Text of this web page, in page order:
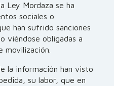
Ley Mordaza se ha
sociales o
han sufrido sanciones
viéndose obligadas a
movilización.
la información han visto
su labor, que en